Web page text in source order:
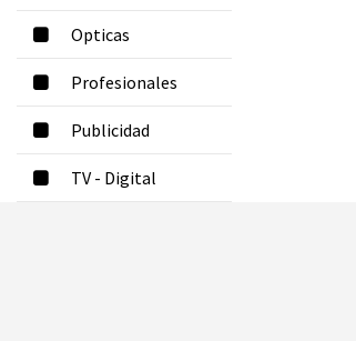
Opticas
Profesionales
Publicidad
TV - Digital